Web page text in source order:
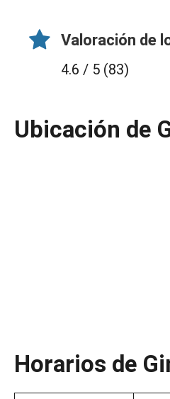
Valoración de
4.6 / 5 (83)
Ubicación de
Horarios de